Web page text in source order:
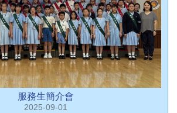
服務生簡介會
2025-09-01